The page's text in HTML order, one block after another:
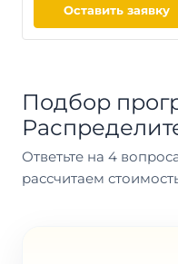
Оставить заявку
Подбор
Ответьте на 4
рассчитаем